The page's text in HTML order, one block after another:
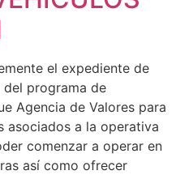
el expediente de
programa de
Agencia de Valores para
asociados a la operativa
comenzar a operar en
así como ofrecer